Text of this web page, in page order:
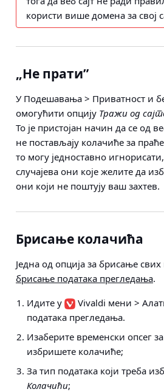
користи више домена за свој
„Не прати”
У Подешавања > Приватност и
омогућити опцију Тражи од
То је пристојан начин да се од
не постављају колачиће за
то могу једноставно
случајева они које желите да
они који не поштују ваш захтев.
Брисање колачића
Једна од опција за брисање свих
брисање података прегледања.
Идите у
Vivaldi мени >
података прегледања.
Изаберите временски опсег
избришете колачиће;
За тип података који треба
Колачићи;